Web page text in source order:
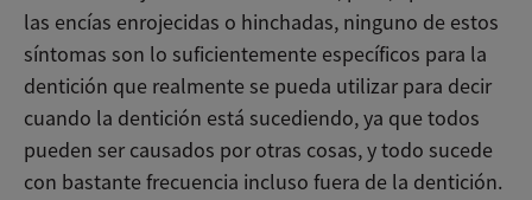
las encías enrojecidas o hinchadas, ninguno de estos
síntomas son lo suficientemente específicos para la
dentición que realmente se pueda utilizar para decir
cuando la dentición está sucediendo, ya que todos
pueden ser causados ​​por otras cosas, y todo sucede
con bastante frecuencia incluso fuera de la dentición.